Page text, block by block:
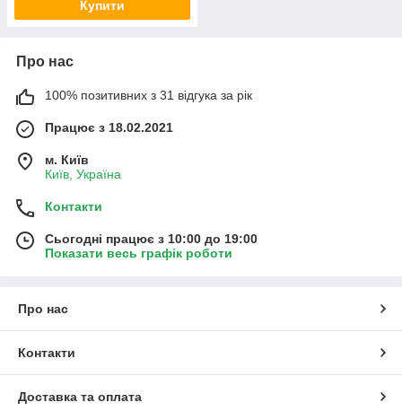
Купити
Про нас
100% позитивних з 31 відгука за рік
Працює з 18.02.2021
м. Київ
Київ, Україна
Контакти
Сьогодні працює з 10:00 до 19:00
Показати весь графік роботи
Про нас
Контакти
Доставка та оплата